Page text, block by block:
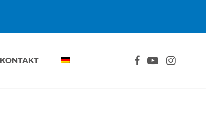
KONTAKT FACEBOOK
YOUTUBE